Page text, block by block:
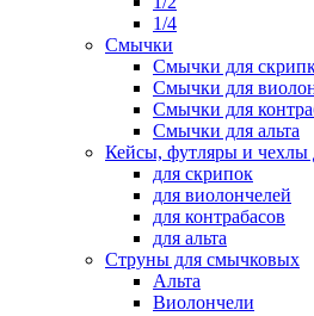
1/4
Смычки
Смычки для
Смычки для
Смычки для
Смычки для альта
Кейсы, футляры и чехлы
для скрипок
для виолончелей
для контрабасов
для альта
Струны для смычковых
Альта
Виолончели